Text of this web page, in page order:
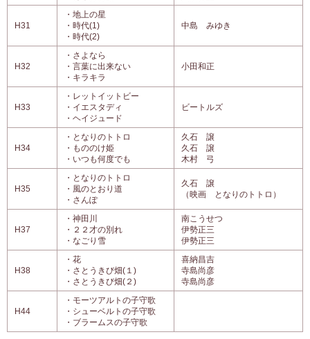
H31
・地上の星
・時代(1)
・時代(2)
中島 みゆき
H32
・さよなら
・言葉に出来ない
・キラキラ
小田和正
H33
・レットイットビー
・イエスタディ
・ヘイジュード
ビートルズ
H34
・となりのトトロ
・もののけ姫
・いつも何度でも
久石 譲
久石 譲
木村 弓
H35
・となりのトトロ
・風のとおり道
・さんぽ
久石 譲
（映画 となりのトトロ）
H37
・神田川
・２２才の別れ
・なごり雪
南こうせつ
伊勢正三
伊勢正三
H38
・花
・さとうきび畑(１)
・さとうきび畑(２)
喜納昌吉
寺島尚彦
寺島尚彦
H44
・モーツアルトの子守歌
・シューベルトの子守歌
・ブラームスの子守歌